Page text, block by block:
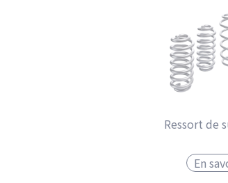
Ressort de
En